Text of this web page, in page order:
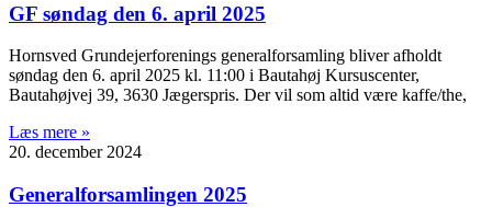
GF søndag den 6. april 2025
Hornsved Grundejerforenings generalforsamling bliver afholdt
søndag den 6. april 2025 kl. 11:00 i Bautahøj Kursuscenter,
Bautahøjvej 39, 3630 Jægerspris. Der vil som altid være kaffe/the,
Læs mere »
20. december 2024
Generalforsamlingen 2025